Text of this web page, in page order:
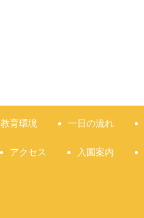
教育環境 一日の流れ
アクセス 入園案内